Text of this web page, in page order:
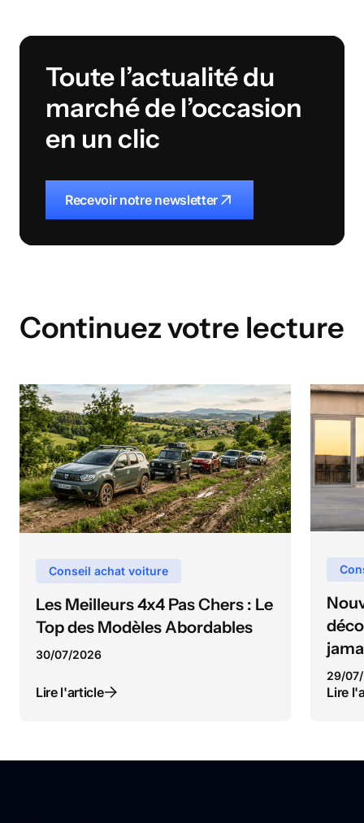
Toute l’actualité du
marché de l’occasion
en un clic
Recevoir notre newsletter
Continuez votre lecture
Conseil achat voiture
Les Meilleurs 4x4 Pas Chers : Le
Top des Modèles Abordables
30/07/2026
Lire l'article
29/07/
Lire